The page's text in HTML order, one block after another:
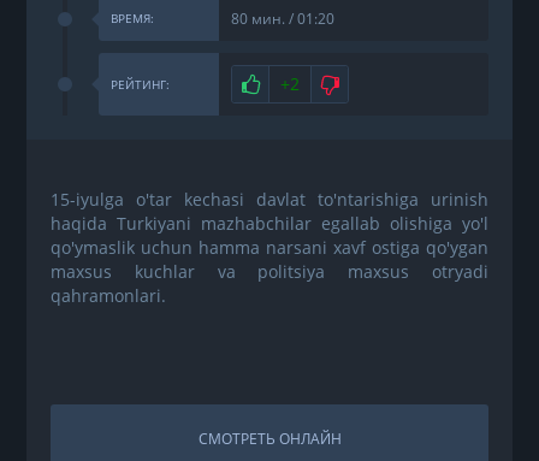
ВРЕМЯ: 80 мин. / 01:20
РЕЙТИНГ: Нравится
+2 Не нравится
15-iyulga o'tar kechasi davlat to'ntarishiga urinish
haqida Turkiyani mazhabchilar egallab olishiga yo'l
qo'ymaslik uchun hamma narsani xavf ostiga qo'ygan
maxsus kuchlar va politsiya maxsus otryadi
qahramonlari.
СМОТРЕТЬ ОНЛАЙН